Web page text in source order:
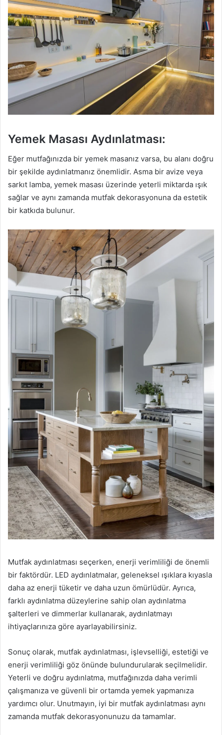
Yemek Masası Aydınlatması:
Eğer mutfağınızda bir yemek masanız varsa, bu alanı doğru
bir şekilde aydınlatmanız önemlidir. Asma bir avize veya
sarkıt lamba, yemek masası üzerinde yeterli miktarda ışık
sağlar ve aynı zamanda mutfak dekorasyonuna da estetik
bir katkıda bulunur.
Mutfak aydınlatması seçerken, enerji verimliliği de önemli
bir faktördür. LED aydınlatmalar, geleneksel ışıklara kıyasla
daha az enerji tüketir ve daha uzun ömürlüdür. Ayrıca,
farklı aydınlatma düzeylerine sahip olan aydınlatma
şalterleri ve dimmerlar kullanarak, aydınlatmayı
ihtiyaçlarınıza göre ayarlayabilirsiniz.
Sonuç olarak, mutfak aydınlatması, işlevselliği, estetiği ve
enerji verimliliği göz önünde bulundurularak seçilmelidir.
Yeterli ve doğru aydınlatma, mutfağınızda daha verimli
çalışmanıza ve güvenli bir ortamda yemek yapmanıza
yardımcı olur. Unutmayın, iyi bir mutfak aydınlatması aynı
zamanda mutfak dekorasyonunuzu da tamamlar.